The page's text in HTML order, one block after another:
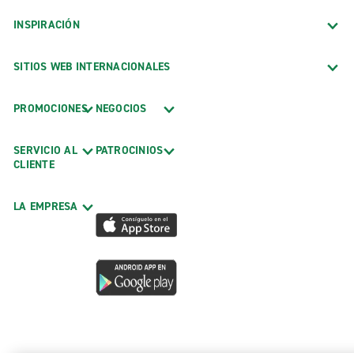
INSPIRACIÓN
SITIOS WEB INTERNACIONALES
PROMOCIONES
SERVICIO AL
CLIENTE
LA EMPRESA
NEGOCIOS
PATROCINIOS